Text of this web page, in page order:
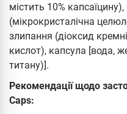
містить 10%
(мікрокристалічна
злипання (діоксид
кислот), капсула [вода,
титану)].
Рекомендації щодо
Caps: